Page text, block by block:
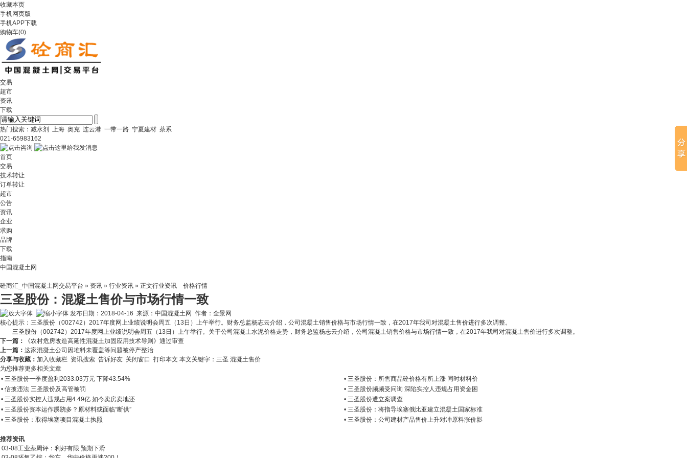
收藏本页
手机网页版
手机APP下载
购物车(0)
交易
超市
资讯
下载
热门搜索： 减水剂 上海 奥克 连云港 一带一路 宁夏建材 萘系
021-65983162
首页
交易
技术转让
订单转让
超市
公告
资讯
企业
求购
品牌
下载
指南
中国混凝土网
砼商汇_中国混凝土网交易平台 » 资讯 » 行业资讯 » 正文行业资讯 价格行情
三圣股份：混凝土售价与市场行情一致
发布日期：2018-04-16 来源：中国混凝土网 作者：全景网
核心提示：三圣股份（002742）2017年度网上业绩说明会周五（13日）上午举行。财务总监杨志云介绍，公司混凝土销售价格与市场行情一致，在2017年我司对混凝土售价进行多次调整。
三圣股份（002742）2017年度网上业绩说明会周五（13日）上午举行。关于公司混凝土水泥价格走势，财务总监杨志云介绍，公司混凝土销售价格与市场行情一致，在2017年我司对混凝土售价进行多次调整。
下一篇：
《农村危房改造高延性混凝土加固应用技术导则》通过审查
上一篇： 这家混凝土公司因堆料未覆盖等问题被停产整治
分享与收藏： 加入收藏栏 资讯搜索 告诉好友 关闭窗口 打印本文 本文关键字： 三圣 混凝土售价
为您推荐更多相关文章
• 三圣股份一季度盈利2033.03万元 下降43.54%
• 三圣股份：所售商品砼价格有所上涨 同时材料价
• 信披违法 三圣股份及高管被罚
• 三圣股份频频受问询 深陷实控人违规占用资金困
• 三圣股份实控人违规占用4.49亿 如今卖房卖地还
• 三圣股份遭立案调查
• 三圣股份资本运作蹊跷多？原材料或面临“断供”
• 三圣股份：将指导埃塞俄比亚建立混凝土国家标准
• 三圣股份：取得埃塞项目混凝土执照
• 三圣股份：公司建材产品售价上升对冲原料涨价影
推荐资讯
03-08工业萘周评：利好有限 预期下滑